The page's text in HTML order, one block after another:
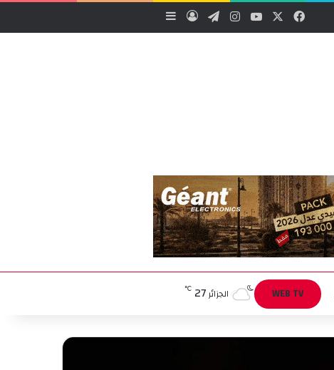
فيسبوك ‫YouTubeانستقرامتيلقرامتسجيل الدخول
WEB TV الجزائر27
℃